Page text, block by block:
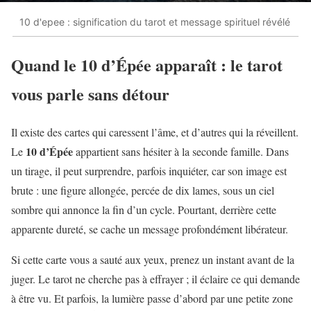
10 d'epee : signification du tarot et message spirituel révélé
Quand le 10 d’Épée apparaît : le tarot
vous parle sans détour
Il existe des cartes qui caressent l’âme, et d’autres qui la réveillent.
Le 10 d’Épéeappartient sans hésiter à la seconde famille. Dans
un tirage, il peut surprendre, parfois inquiéter, car son image est
brute : une figure allongée, percée de dix lames, sous un ciel
sombre qui annonce la fin d’un cycle. Pourtant, derrière cette
apparente dureté, se cache un message profondément libérateur.
Si cette carte vous a sauté aux yeux, prenez un instant avant de la
juger. Le tarot ne cherche pas à effrayer ; il éclaire ce qui demande
à être vu. Et parfois, la lumière passe d’abord par une petite zone